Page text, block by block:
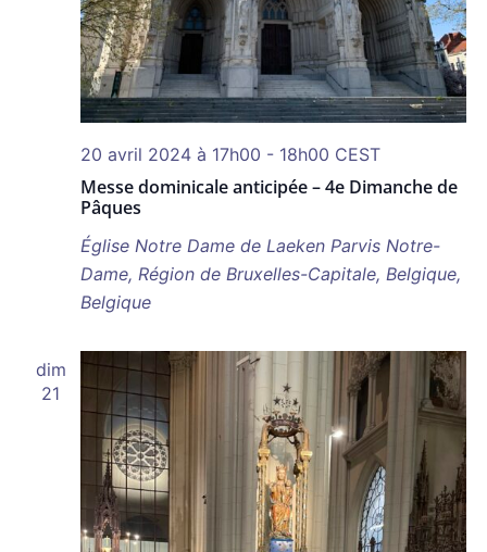
Messe dominicale anticipée – 4e Dimanche de
Pâques
20 avril 2024 à 17h00 - 18h00 CEST
Église Notre Dame de Laeken Parvis Notre-
Dame, Région de Bruxelles-Capitale, Belgique,
Belgique
dim
21